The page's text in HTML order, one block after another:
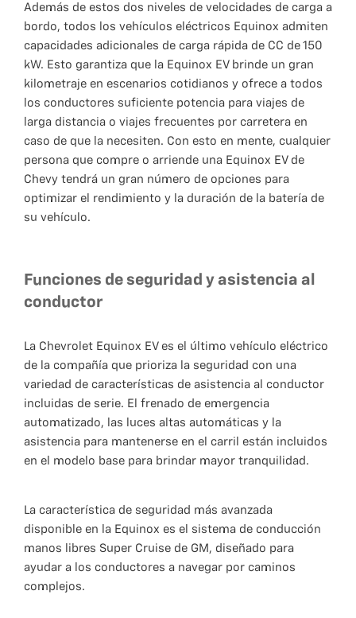
Además de estos dos niveles de velocidades de carga a
bordo, todos los vehículos eléctricos Equinox admiten
capacidades adicionales de carga rápida de CC de 150
kW. Esto garantiza que la Equinox EV brinde un gran
kilometraje en escenarios cotidianos y ofrece a todos
los conductores suficiente potencia para viajes de
larga distancia o viajes frecuentes por carretera en
caso de que la necesiten. Con esto en mente, cualquier
persona que compre o arriende una Equinox EV de
Chevy tendrá un gran número de opciones para
optimizar el rendimiento y la duración de la batería de
su vehículo.
Funciones de seguridad y asistencia al
conductor
La Chevrolet Equinox EV es el último vehículo eléctrico
de la compañía que prioriza la seguridad con una
variedad de características de asistencia al conductor
incluidas de serie. El frenado de emergencia
automatizado, las luces altas automáticas y la
asistencia para mantenerse en el carril están incluidos
en el modelo base para brindar mayor tranquilidad.
La característica de seguridad más avanzada
disponible en la Equinox es el sistema de conducción
manos libres Super Cruise de GM, diseñado para
ayudar a los conductores a navegar por caminos
complejos.